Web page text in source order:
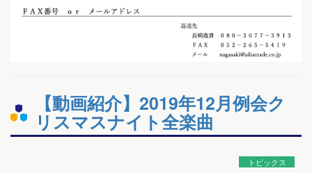
【動画紹介】2019年12月例会ク
リスマスナイト全楽曲
トピックス